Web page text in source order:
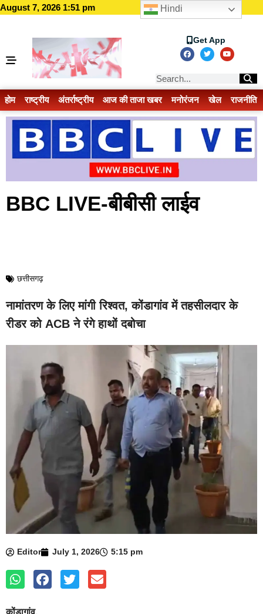
August 7, 2026 1:51 pm
Get App
होम राष्ट्रीय अंतर्राष्ट्रीय आज की ताजा खबर मनोरंजन खेल राजनीति
BBC LIVE-बीबीसी लाईव
छत्तीसगढ़
नामांतरण के लिए मांगी रिश्वत, कोंडागांव में तहसीलदार के
रीडर को ACB ने रंगे हाथों दबोचा
Editor July 1, 2026 5:15 pm
कोंडागांव.
Hindi